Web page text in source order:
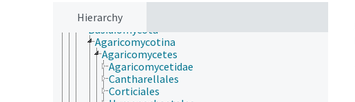
Hierarchy
Ascomycota
Basidiomycota
Agaricomycotina
Agaricomycetes
Agaricomycetidae
Cantharellales
Corticiales